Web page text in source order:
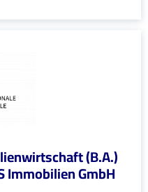
(B.A.)
Immobilien GmbH